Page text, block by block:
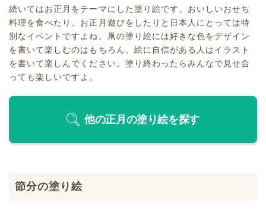
続いてはお正月をテーマにした塗り絵です。おいしいおせち
料理を食べたり、お正月遊びをしたりと日本人にとっては特
別なイベントですよね。凧の塗り絵には好きな色をデザイン
を書いて楽しむのはもちろん、絵に自信がある人はイラスト
を書いて楽しんでください。塗り終わったらみんなで見せ合
っても楽しいですよ。
他の正月の塗り絵を探す
節分の塗り絵